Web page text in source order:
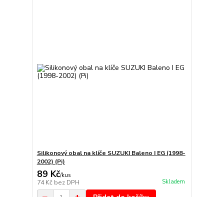
Silikonový obal na klíče SUZUKI Baleno I EG (1998-
2002) (Pi)
89 Kč/kus
74 Kč bez DPH Skladem